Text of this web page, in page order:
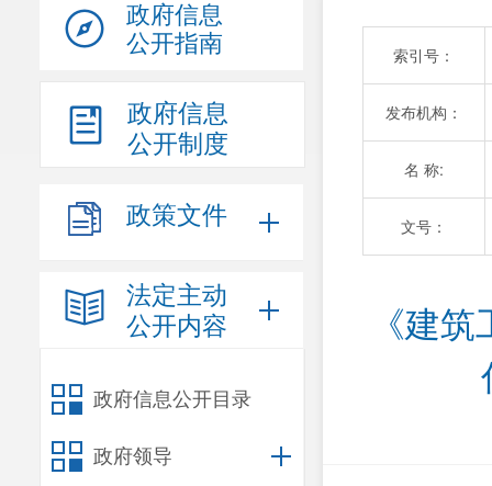
政府信息
公开指南
政府信息
公开制度
政策文件
法定主动
公开内容
政府信息公开目录
政府领导
索引号：
发布机构：
名 称:
文号：
《建